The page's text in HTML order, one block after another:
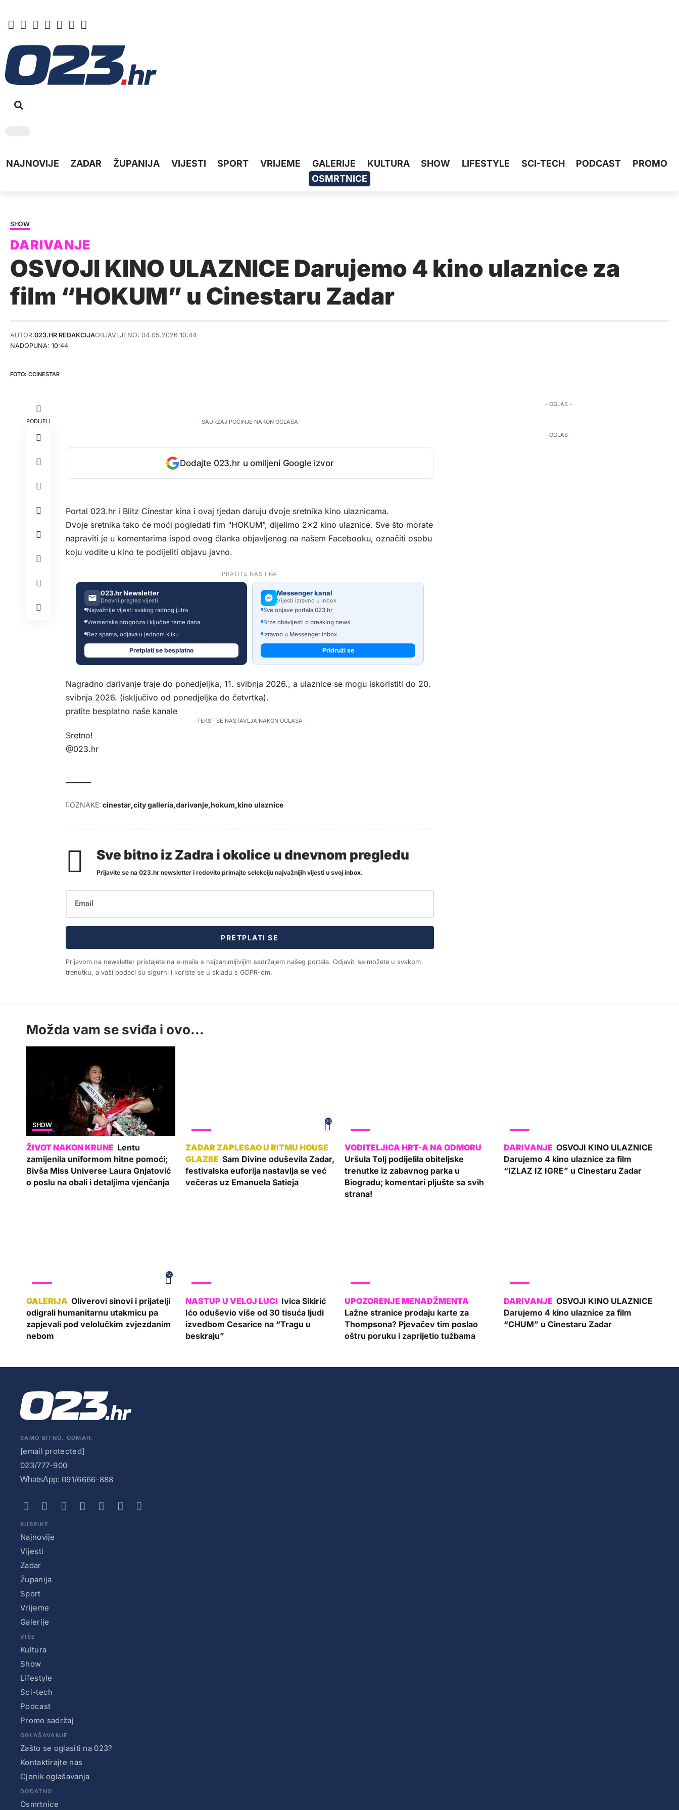
NAJNOVIJE ZADAR ŽUPANIJA VIJESTI SPORT VRIJEME GALERIJE KULTURA SHOW LIFESTYLE SCI-TECH PODCAST
PROMO
OSMRTNICE
SHOW
OSVOJI KINO ULAZNICE Darujemo 4 kino ulaznice za
film “HOKUM” u Cinestaru Zadar
NADOPUNA: 10:44
AUTOR:023.HR REDAKCIJAOBJAVLJENO: 04.05.2026 10:44
CCINESTAR
PODIJELI - SADRŽAJ POČINJE NAKON OGLASA -
Dodajte 023.hr u omiljeni Google izvor
Portal 023.hr i Blitz Cinestar kina i ovaj tjedan daruju dvoje sretnika kino ulaznicama.
Dvoje sretnika tako će moći pogledati fim “HOKUM”, dijelimo 2×2 kino ulaznice. Sve što morate
napraviti je u komentarima ispod ovog članka objavljenog na našem Facebooku, označiti osobu
koju vodite u kino te podijeliti objavu javno.
PRATITE NAS I NA
023.hr Newsletter
Dnevni pregled vijesti
Najvažnije vijesti svakog radnog jutra
Vremenska prognoza i ključne teme dana
Bez spama, odjava u jednom kliku
Pretplati se besplatno
Messenger kanal
Vijesti izravno u inbox
Sve objave portala 023.hr
Brze obavijesti o breaking news
Izravno u Messenger inbox
Pridruži se
Nagradno darivanje traje do ponedjeljka, 11. svibnja 2026., a ulaznice se mogu iskoristiti do 20.
svibnja 2026. (isključivo od ponedjeljka do četvrtka).
pratite besplatno naše kanale
- TEKST SE NASTAVLJA NAKON OGLASA -
Sretno!
@023.hr
OZNAKE: cinestar city galleria darivanje hokum kino ulaznice
Sve bitno iz Zadra i okolice u dnevnom pregledu
Prijavite se na 023.hr newsletter i redovito primajte selekciju najvažnijih vijesti u svoj inbox.
PRETPLATI SE
Prijavom na newsletter pristajete na e-maila s najzanimljivijim sadržajem našeg portala. Odjaviti se možete u svakom
trenutku, a vaši podaci su sigurni i koriste se u skladu s GDPR-om.
- OGLAS -
- OGLAS -
Možda vam se sviđa i ovo...
SHOW
Lentu
zamijenila uniformom hitne pomoći;
Bivša Miss Universe Laura Gnjatović
o poslu na obali i detaljima vjenčanja
20
Sam Divine oduševila Zadar,
festivalska euforija nastavlja se već
večeras uz Emanuela Satieja
Uršula Tolj podijelila obiteljske
trenutke iz zabavnog parka u
Biogradu; komentari pljušte sa svih
strana!
OSVOJI KINO ULAZNICE
Darujemo 4 kino ulaznice za film
“IZLAZ IZ IGRE” u Cinestaru Zadar
14
Oliverovi sinovi i prijatelji
odigrali humanitarnu utakmicu pa
zapjevali pod velolučkim zvjezdanim
nebom
Ivica Sikirić
Ićo oduševio više od 30 tisuća ljudi
izvedbom Cesarice na “Tragu u
beskraju”
Lažne stranice prodaju karte za
Thompsona? Pjevačev tim poslao
oštru poruku i zaprijetio tužbama
OSVOJI KINO ULAZNICE
Darujemo 4 kino ulaznice za film
“CHUM” u Cinestaru Zadar
SAMO BITNO. ODMAH.
[email protected]
023/777-900
WhatsApp: 091/6666-888
RUBRIKE
Najnovije
Vijesti
Zadar
Županija
Sport
Vrijeme
Galerije
VIŠE
Kultura
Show
Lifestyle
Sci-tech
Podcast
Promo sadržaj
OGLAŠAVANJE
Zašto se oglasiti na 023?
Kontaktirajte nas
Cjenik oglašavanja
DODATNO
Osmrtnice